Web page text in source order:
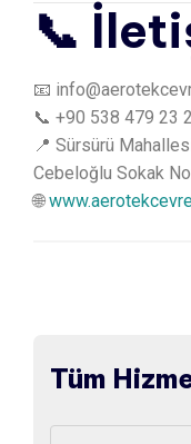
📞
📧
📞 +90 538 479 23
📍 Sürsürü
Cebeloğlu Sokak
🌐
Tüm